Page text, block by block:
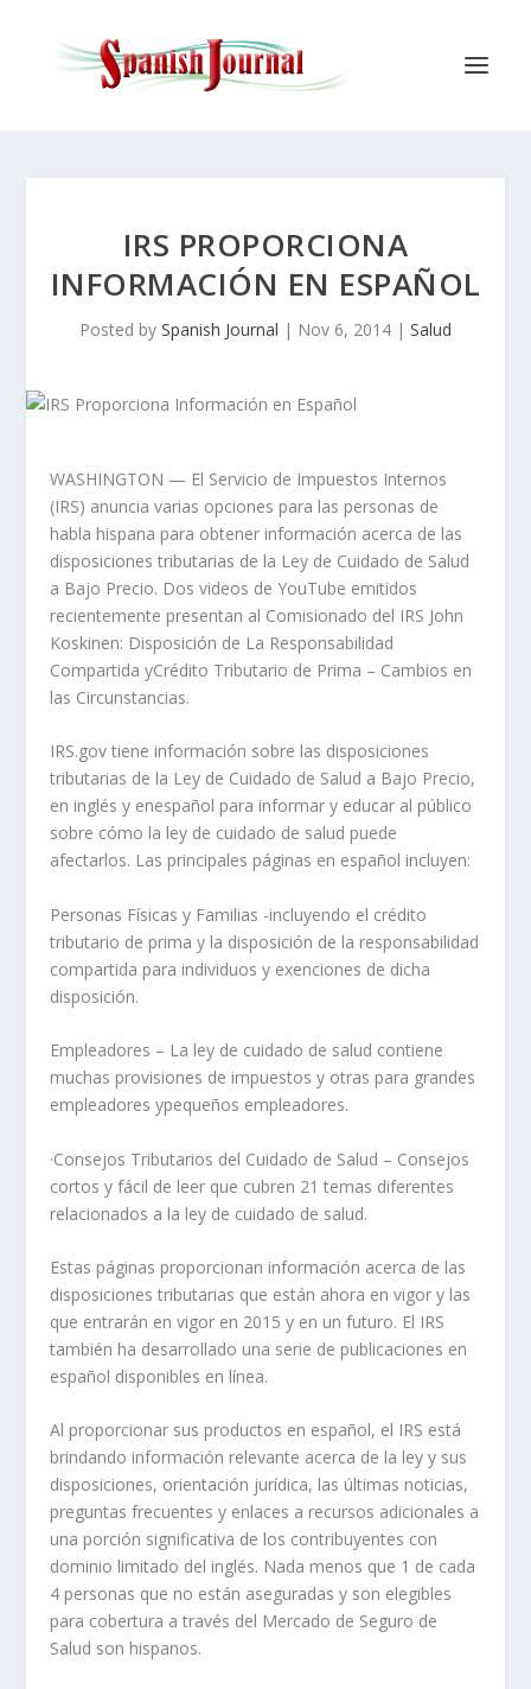
IRS PROPORCIONA
INFORMACIÓN EN ESPAÑOL
Posted by Spanish Journal | Nov 6, 2014 | Salud
WASHINGTON — El Servicio de Impuestos Internos
(IRS) anuncia varias opciones para las personas de
habla hispana para obtener información acerca de las
disposiciones tributarias de la Ley de Cuidado de Salud
a Bajo Precio. Dos videos de YouTube emitidos
recientemente presentan al Comisionado del IRS John
Koskinen: Disposición de La Responsabilidad
Compartida yCrédito Tributario de Prima – Cambios en
las Circunstancias.
IRS.gov tiene información sobre las disposiciones
tributarias de la Ley de Cuidado de Salud a Bajo Precio,
en inglés y enespañol para informar y educar al público
sobre cómo la ley de cuidado de salud puede
afectarlos. Las principales páginas en español incluyen:
Personas Físicas y Familias -incluyendo el crédito
tributario de prima y la disposición de la responsabilidad
compartida para individuos y exenciones de dicha
disposición.
Empleadores – La ley de cuidado de salud contiene
muchas provisiones de impuestos y otras para grandes
empleadores ypequeños empleadores.
·Consejos Tributarios del Cuidado de Salud – Consejos
cortos y fácil de leer que cubren 21 temas diferentes
relacionados a la ley de cuidado de salud.
Estas páginas proporcionan información acerca de las
disposiciones tributarias que están ahora en vigor y las
que entrarán en vigor en 2015 y en un futuro. El IRS
también ha desarrollado una serie de publicaciones en
español disponibles en línea.
Al proporcionar sus productos en español, el IRS está
brindando información relevante acerca de la ley y sus
disposiciones, orientación jurídica, las últimas noticias,
preguntas frecuentes y enlaces a recursos adicionales a
una porción significativa de los contribuyentes con
dominio limitado del inglés. Nada menos que 1 de cada
4 personas que no están aseguradas y son elegibles
para cobertura a través del Mercado de Seguro de
Salud son hispanos.